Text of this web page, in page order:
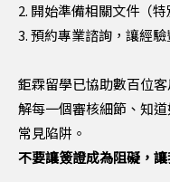
2. 開始準備相關文件（
3. 預約專業諮詢，讓經
鉅霖留學已協助數百位
解每一個審核細節、知
常見陷阱。
不要讓簽證成為阻礙，